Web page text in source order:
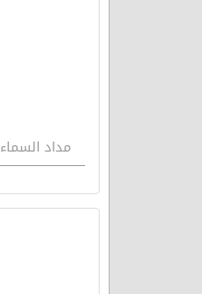
مداد السماء 542 - الشهيد مهدي محمد شور